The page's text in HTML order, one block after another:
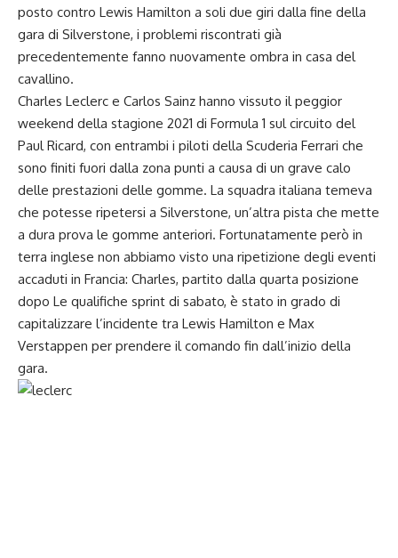
posto contro Lewis Hamilton a soli due giri dalla fine della
gara di Silverstone, i problemi riscontrati già
precedentemente fanno nuovamente ombra in casa del
cavallino.
Charles Leclerc e Carlos Sainz hanno vissuto il peggior
weekend della stagione 2021 di Formula 1 sul circuito del
Paul Ricard, con entrambi i piloti della Scuderia Ferrari che
sono finiti fuori dalla zona punti a causa di un grave calo
delle prestazioni delle gomme. La squadra italiana temeva
che potesse ripetersi a Silverstone, un’altra pista che mette
a dura prova le gomme anteriori. Fortunatamente però in
terra inglese non abbiamo visto una ripetizione degli eventi
accaduti in Francia: Charles, partito dalla quarta posizione
dopo Le qualifiche sprint di sabato, è stato in grado di
capitalizzare l’incidente tra Lewis Hamilton e Max
Verstappen per prendere il comando fin dall’inizio della
gara.